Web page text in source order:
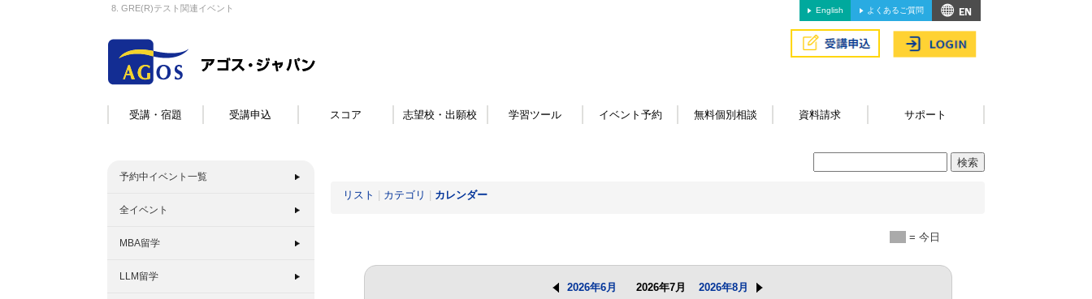
8. GRE(R)テスト関連イベント English よくあるご質問
受講・宿題 受講申込 スコア 志望校・出願校 学習ツール イベント予約 無料個別相談 資料請求 サポート
予約中イベント一覧
全イベント
MBA留学
LLM留学
リスト カテゴリ カレンダー
= 今日
2026年6月 2026年7月 2026年8月